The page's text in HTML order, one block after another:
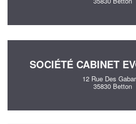
SOCIÉTÉ CABINET
12 Rue Des
35830 Betton